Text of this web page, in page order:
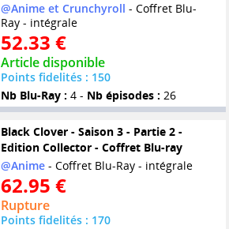
@Anime et Crunchyroll - Coffret Blu-
Ray - intégrale
52.33 €
Article disponible
Points fidelités : 150
Nb Blu-Ray : 4 - Nb épisodes : 26
Black Clover - Saison 3 - Partie 2 -
Edition Collector - Coffret Blu-ray
@Anime- Coffret Blu-Ray - intégrale
62.95 €
Rupture
Points fidelités : 170